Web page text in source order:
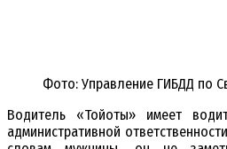
Фото: Управление ГИБДД по
Водитель «Тойоты» имеет
административной